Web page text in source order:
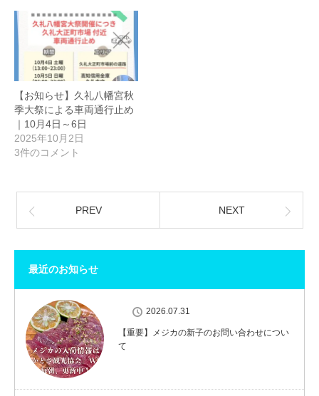
【お知らせ】久礼八幡宮秋
季大祭による車両通行止め
｜10月4日～6日
2025年10月2日
3件のコメント
PREV NEXT
最近のお知らせ
2026.07.31
【重要】メジカの新子のお問い合わせについ
て